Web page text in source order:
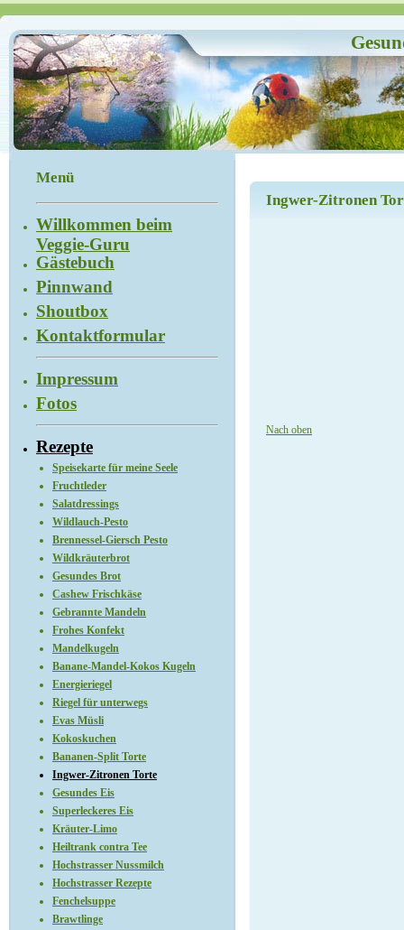
Menü
Willkommen beim
Veggie-Guru
Gästebuch
Pinnwand
Shoutbox
Kontaktformular
Impressum
Fotos
Rezepte
Speisekarte für meine Seele
Fruchtleder
Salatdressings
Wildlauch-Pesto
Brennessel-Giersch Pesto
Wildkräuterbrot
Gesundes Brot
Cashew Frischkäse
Gebrannte Mandeln
Frohes Konfekt
Mandelkugeln
Banane-Mandel-Kokos Kugeln
Energieriegel
Riegel für unterwegs
Evas Müsli
Kokoskuchen
Bananen-Split Torte
Ingwer-Zitronen Torte
Gesundes Eis
Superleckeres Eis
Kräuter-Limo
Heiltrank contra Tee
Hochstrasser Nussmilch
Hochstrasser Rezepte
Fenchelsuppe
Brawtlinge
Ingwer-Zitronen
Nach oben